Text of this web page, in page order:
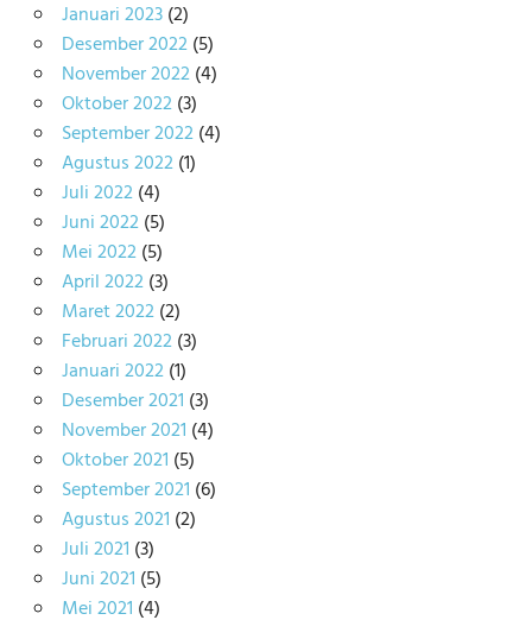
Januari 2023(2)
Desember 2022(5)
November 2022(4)
Oktober 2022(3)
September 2022(4)
Agustus 2022(1)
Juli 2022(4)
Juni 2022(5)
Mei 2022(5)
April 2022(3)
Maret 2022(2)
Februari 2022(3)
Januari 2022(1)
Desember 2021 (3)
November 2021 (4)
Oktober 2021 (5)
September 2021 (6)
Agustus 2021 (2)
Juli 2021 (3)
Juni 2021 (5)
Mei 2021 (4)